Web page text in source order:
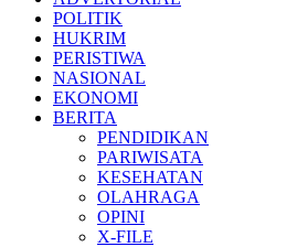
POLITIK
HUKRIM
PERISTIWA
NASIONAL
EKONOMI
BERITA
PENDIDIKAN
PARIWISATA
KESEHATAN
OLAHRAGA
OPINI
X-FILE